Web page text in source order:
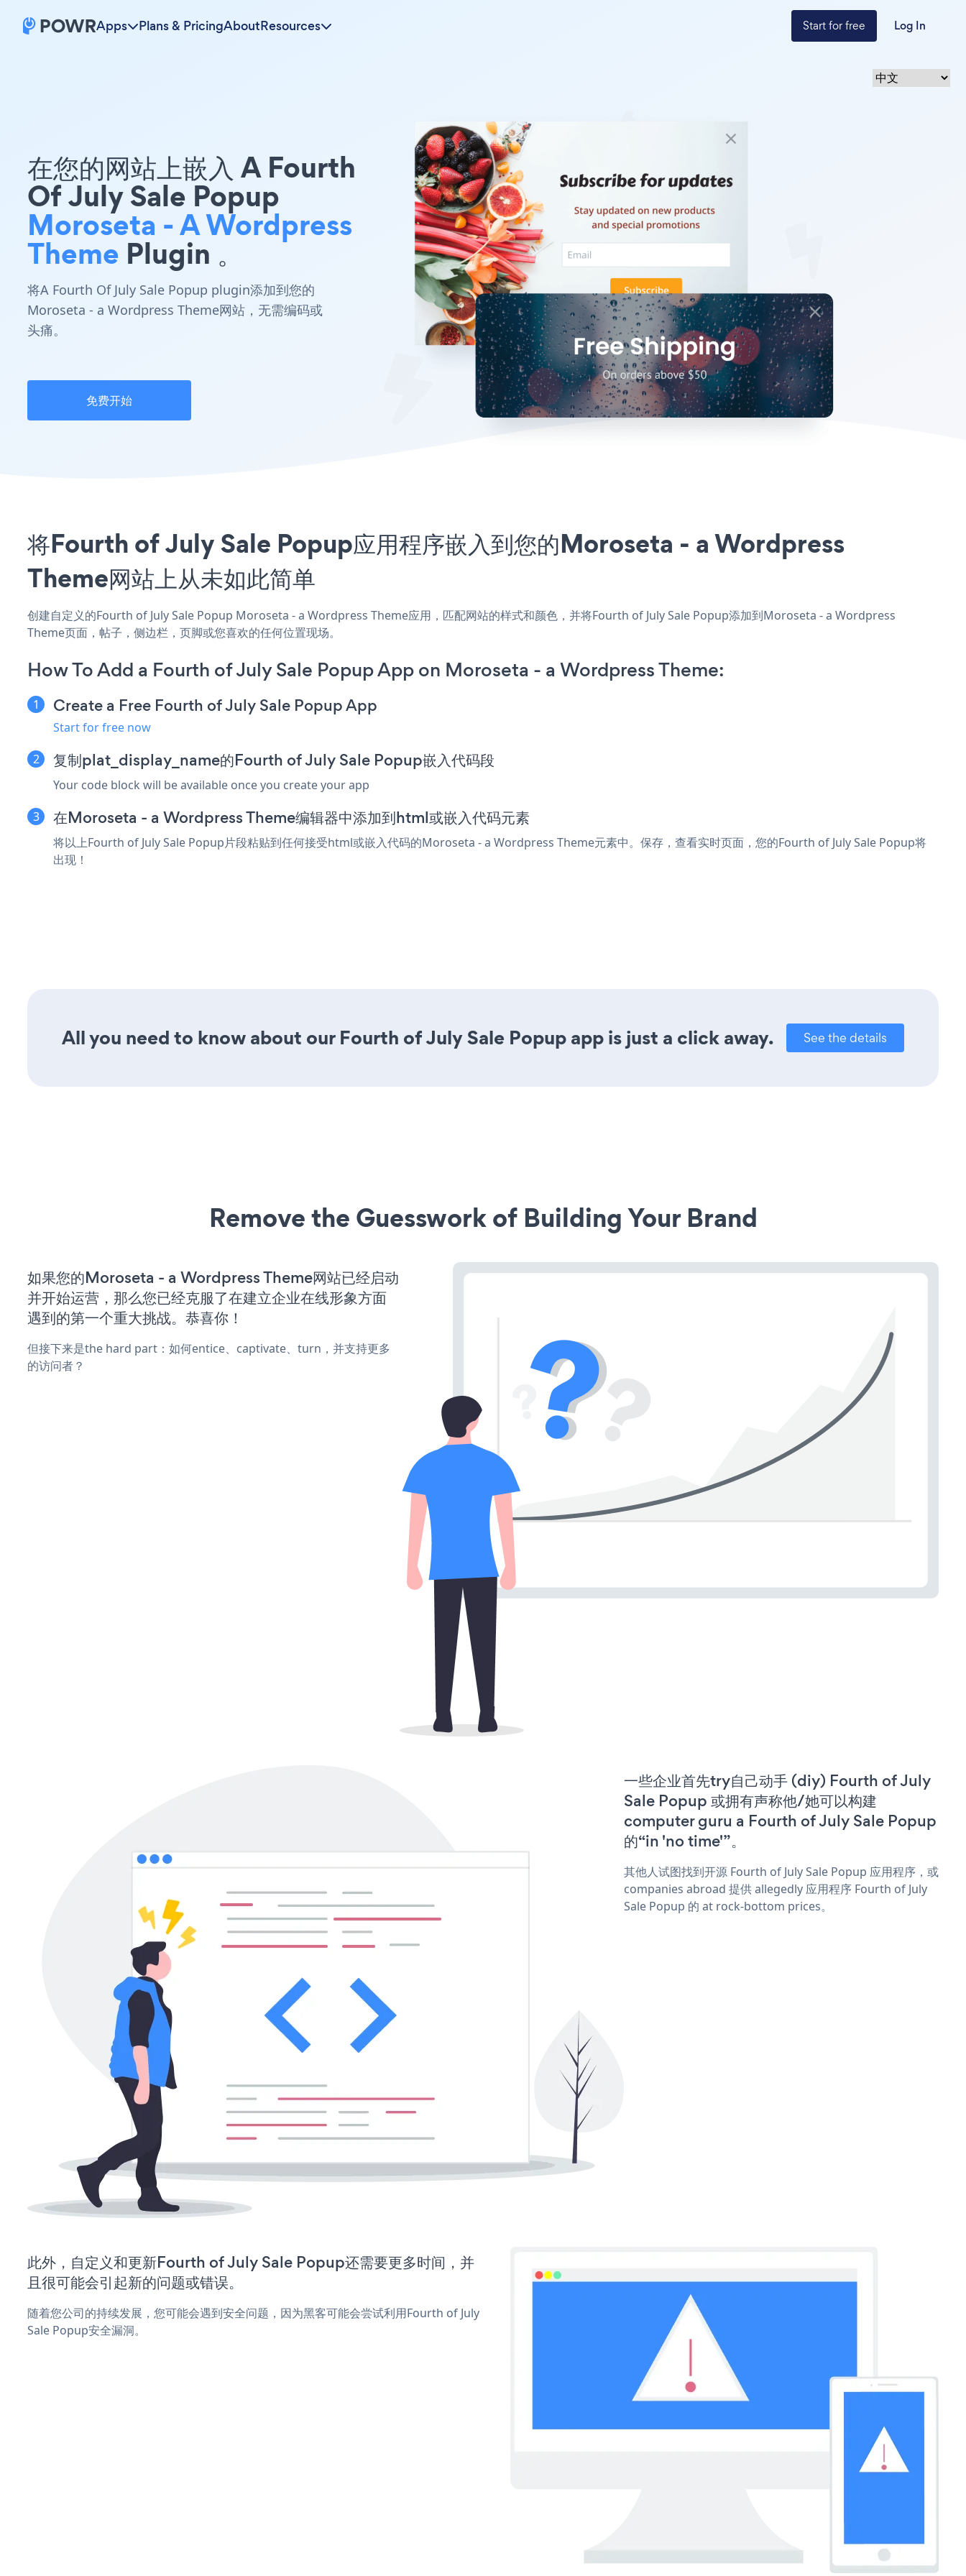
Apps Plans & PricingAboutResources Start for free Log In
在您的网站上嵌入 A Fourth
Of July Sale Popup
Moroseta - A Wordpress
Theme Plugin 。
将A Fourth Of July Sale Popup plugin添加到您的
Moroseta - a Wordpress Theme网站，无需编码或
头痛。
免费开始
将Fourth of July Sale Popup应用程序嵌入到您的Moroseta - a Wordpress
Theme网站上从未如此简单
创建自定义的Fourth of July Sale Popup Moroseta - a Wordpress Theme应用，匹配网站的样式和颜色，并将Fourth of July Sale Popup添加到Moroseta - a Wordpress
Theme页面，帖子，侧边栏，页脚或您喜欢的任何位置现场。
How To Add a Fourth of July Sale Popup App on Moroseta - a Wordpress Theme:
Create a Free Fourth of July Sale Popup App
Start for free now
复制plat_display_name的Fourth of July Sale Popup嵌入代码段
Your code block will be available once you create your app
在Moroseta - a Wordpress Theme编辑器中添加到html或嵌入代码元素
将以上Fourth of July Sale Popup片段粘贴到任何接受html或嵌入代码的Moroseta - a Wordpress Theme元素中。保存，查看实时页面，您的Fourth of July Sale Popup将
出现！
All you need to know about our Fourth of July Sale Popup app is just a click away. See the details
Remove the Guesswork of Building Your Brand
如果您的Moroseta - a Wordpress Theme网站已经启动
并开始运营，那么您已经克服了在建立企业在线形象方面
遇到的第一个重大挑战。恭喜你！
但接下来是the hard part：如何entice、captivate、turn，并支持更多
的访问者？
一些企业首先try自己动手 (diy) Fourth of July
Sale Popup 或拥有声称他/她可以构建
computer guru a Fourth of July Sale Popup
的“in 'no time'”。
其他人试图找到开源 Fourth of July Sale Popup 应用程序，或
companies abroad 提供 allegedly 应用程序 Fourth of July
Sale Popup 的 at rock-bottom prices。
此外，自定义和更新Fourth of July Sale Popup还需要更多时间，并
且很可能会引起新的问题或错误。
随着您公司的持续发展，您可能会遇到安全问题，因为黑客可能会尝试利用Fourth of July
Sale Popup安全漏洞。